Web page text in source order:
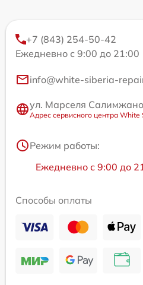
+7 (843) 254-50-42
Ежедневно с 9:00 до 21:00
info@white-siberia-
ул. Марселя
Адрес сервисного центра White
Режим работы:
Ежедневно с 9:00 до
Способы оплаты